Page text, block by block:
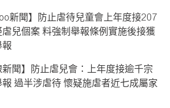
新聞】防止虐待兒童會上年度接207
虐兒個案 料強制舉報條例實施後接獲
報
新聞】防止虐兒會：上年度接逾千宗
報 過半涉虐待 懷疑施虐者近七成屬家